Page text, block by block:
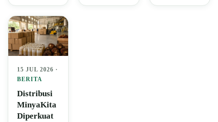
15 JUL 2026 ·
BERITA
Distribusi
MinyaKita
Diperkuat